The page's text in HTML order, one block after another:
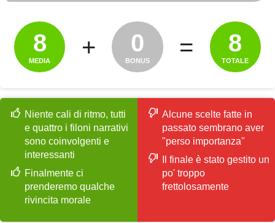
8
MEDIA
+ 0
BONUS
= 8
TOTALE
Niente cali di ritmo, tutti
e quattro i filoni narrativi
sono coinvolgenti e
interessanti
Finalmente ci
prenderemo qualche
rivincita morale
Alcune scelte fatte in
passato sembrano aver
"perso importanza"
Il finale è stato gestito un
po' troppo
frettolosamente